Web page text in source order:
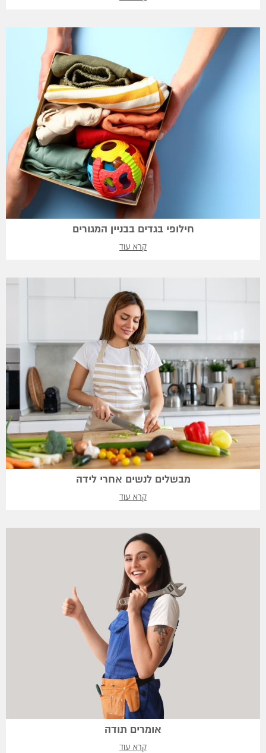
חילופי בגדים בבניין המגורים
קרא עוד
מבשלים לנשים אחרי לידה
קרא עוד
אומרים תודה
קרא עוד